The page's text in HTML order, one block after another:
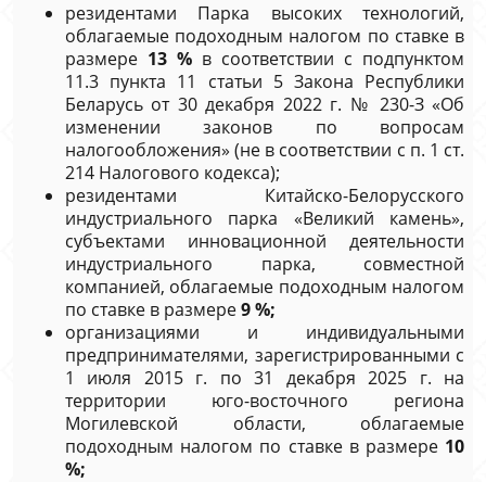
резидентами Парка высоких технологий,
облагаемые подоходным налогом по ставке в
размере 13 % в соответствии с подпунктом
11.3 пункта 11 статьи 5 Закона Республики
Беларусь от 30 декабря 2022 г. № 230-З «Об
изменении законов по вопросам
налогообложения» (не в соответствии с п. 1 ст.
214 Налогового кодекса);
резидентами Китайско-Белорусского
индустриального парка «Великий камень»,
субъектами инновационной деятельности
индустриального парка, совместной
компанией, облагаемые подоходным налогом
по ставке в размере9 %;
организациями и индивидуальными
предпринимателями, зарегистрированными с
1 июля 2015 г. по 31 декабря 2025 г. на
территории юго-восточного региона
Могилевской области, облагаемые
подоходным налогом по ставке в размере 10
%;